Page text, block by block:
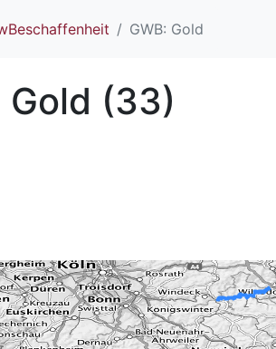
GWB: Gold
Gold (33)